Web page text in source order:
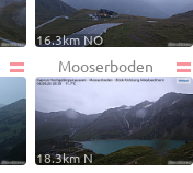
16.3km NO
Mooserboden
18.3km N